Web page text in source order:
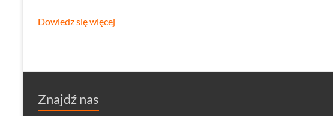
Dowiedz się więcej
Znajdź nas